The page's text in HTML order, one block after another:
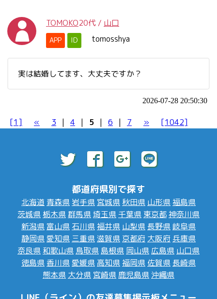
TOMOKO20代 / 山口
APP ID tomosshya
実は結婚してます、大丈夫ですか？
2026-07-28 20:50:30
[1] « 3 | 4 | 5 | 6 | 7 » [1042]
都道府県別で探す
北海道 青森県 岩手県 宮城県 秋田県 山形県福島県
茨城県 栃木県群馬県埼玉県 千葉県 東京都神奈川県
新潟県 富山県 石川県福井県 山梨県 長野県 岐阜県
静岡県愛知県 三重県滋賀県 京都府 大阪府 兵庫県
奈良県 和歌山県 鳥取県 島根県 岡山県 広島県 山口県
徳島県 香川県愛媛県 高知県福岡県 佐賀県 長崎県
熊本県 大分県 宮崎県 鹿児島県 沖縄県